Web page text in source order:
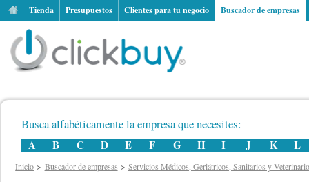
Tienda Presupuestos Clientes para tu negocio Buscador de empresas
Busca alfabéticamente la empresa que necesites:
A B C D E F G H I J K L
Inicio Buscador de empresas Servicios Médicos, Geriátricos, Sanitarios y